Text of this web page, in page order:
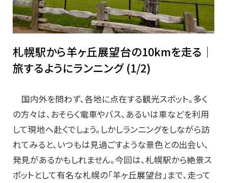
札幌駅から羊ヶ丘展望台の10kmを走る│
旅するようにランニング (1/2)
国内外を問わず、各地に点在する観光スポット。多く
の方々は、おそらく電車やバス、あるいは車などを利用
して現地へ赴くでしょう。しかしランニングをしながら訪
れてみると、いつもは見過ごすような景色との出会い、
発見があるかもしれません。今回は、札幌駅から絶景ス
ポットとして有名な札幌の「羊ヶ丘展望台」まで、走って